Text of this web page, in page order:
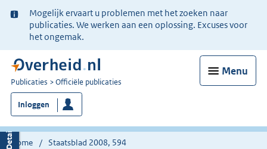
Ter
informatie:
Mogelijk ervaart u problemen met het zoeken naar
publicaties. We werken aan een oplossing. Excuses voor
het ongemak.
Menu
U
bent
nu
hier:
Publicaties Officiële publicaties
Inloggen
Home Staatsblad 2008, 594